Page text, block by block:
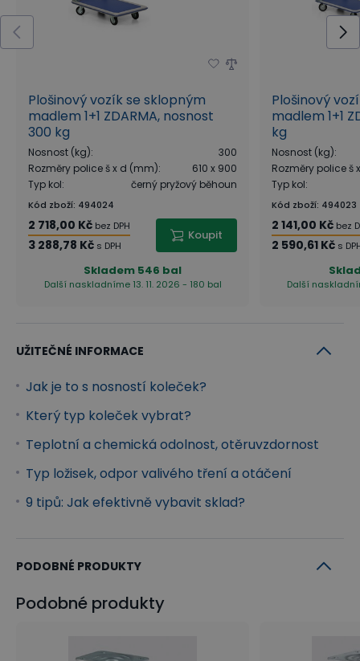
Plošinový vozík se sklopným
madlem 1+1 ZDARMA, nosnost
300 kg
Nosnost (kg):
300
Rozměry police š x d (mm):
610 x 900
Typ kol: černý pryžový běhoun
Kód zboží: 494024
2 718,00 Kč bez DPH
3 288,78 Kč s DPH
Koupit
Skladem 546 bal
Další naskladníme 13. 11. 2026 - 180 bal
Plošinový
madlem 1+1
kg
Nosnost (kg):
Rozměry police š
Typ kol:
Kód zboží: 494023
2 141,00 Kč bez
2 590,61 Kč s
Další
UŽITEČNÉ INFORMACE
Jak je to s nosností koleček?
Který typ koleček vybrat?
Teplotní a chemická odolnost, otěruvzdornost
Typ ložisek, odpor valivého tření a otáčení
9 tipů: Jak efektivně vybavit sklad?
PODOBNÉ PRODUKTY
Podobné produkty